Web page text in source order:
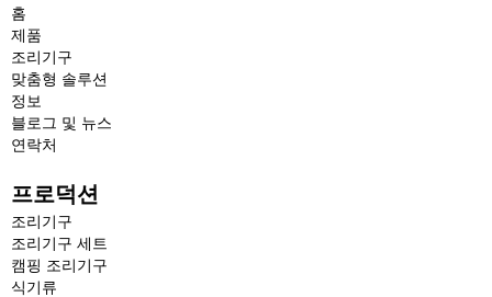
홈
제품
조리기구
맞춤형 솔루션
정보
블로그 및 뉴스
연락처
프로덕션
조리기구
조리기구 세트
캠핑 조리기구
식기류